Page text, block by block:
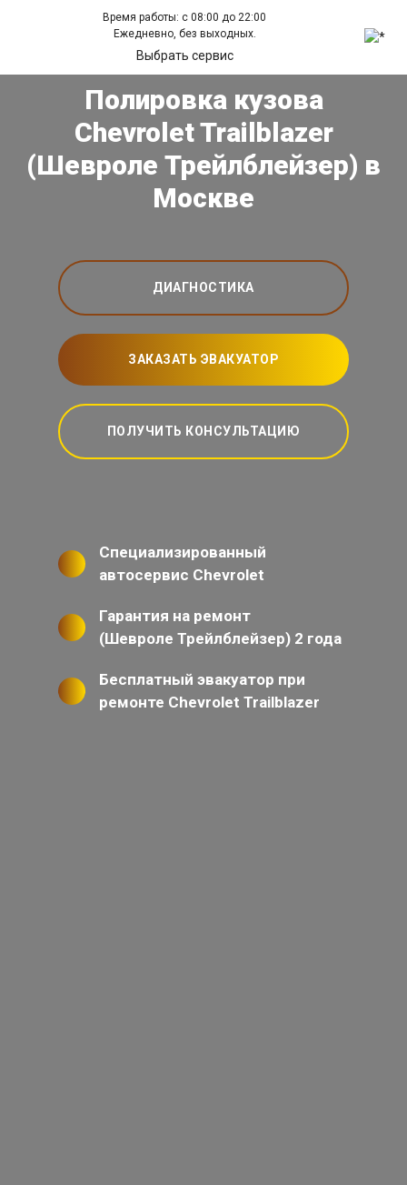
Время работы: с 08:00 до 22:00
Ежедневно, без выходных.
Выбрать сервис
Полировка кузова
Chevrolet Trailblazer
(Шевроле Трейлблейзер) в
Москве
ДИАГНОСТИКА
ЗАКАЗАТЬ ЭВАКУАТОР
ПОЛУЧИТЬ КОНСУЛЬТАЦИЮ
Специализированный
автосервис Chevrolet
Гарантия на ремонт
(Шевроле Трейлблейзер) 2 года
Бесплатный эвакуатор при
ремонте Chevrolet Trailblazer